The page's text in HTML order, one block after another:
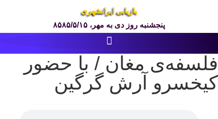
بازیابی ایرانشهری
پنجشنبه روز دی به مهر، ۸۵۸۵/۵/۱۵
فلسفه‌ی مغان / با حضور
کیخسرو آرش گرگین